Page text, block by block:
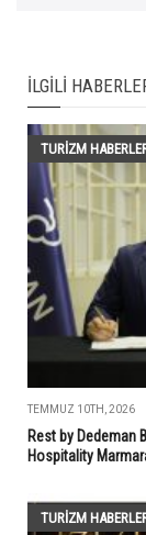
İLGILI
TURIZM
TEMMUZ 10TH, 2026
Rest by Dedeman
Hospitality
TURIZM